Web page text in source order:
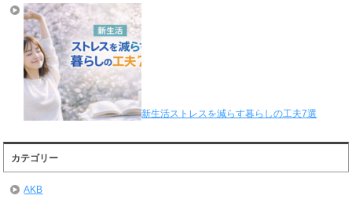
新生活ストレスを減らす暮らしの工夫7選
カテゴリー
AKB